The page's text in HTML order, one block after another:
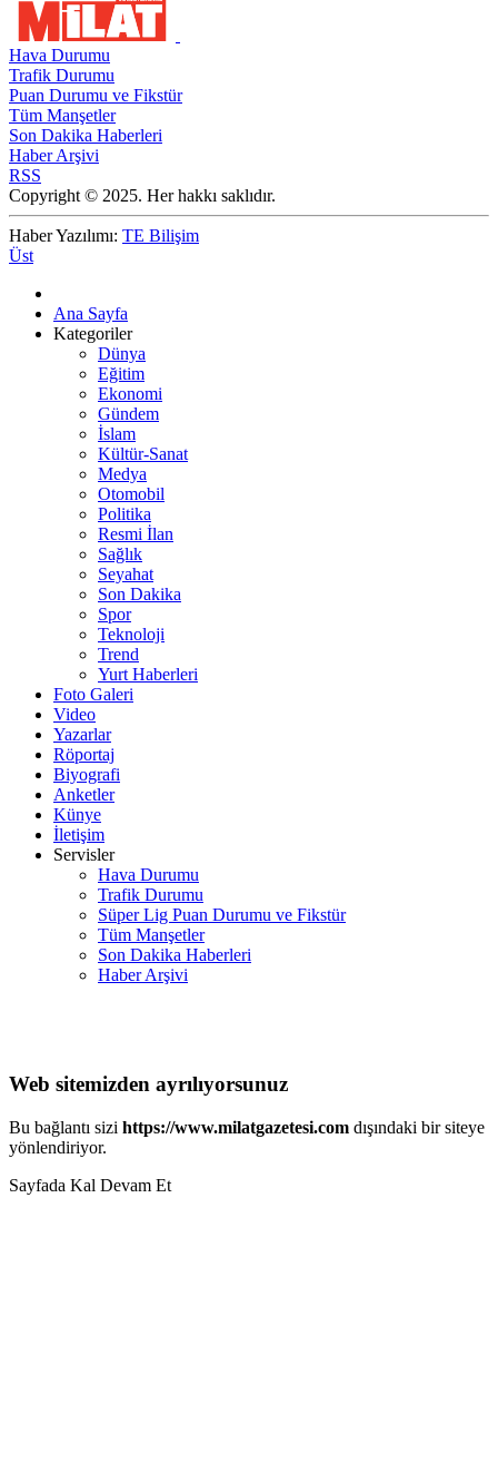
Hava Durumu
Trafik Durumu
Puan Durumu ve Fikstür
Tüm Manşetler
Son Dakika Haberleri
Haber Arşivi
RSS
Copyright © 2025. Her hakkı saklıdır.
Haber Yazılımı: TE Bilişim
Üst
Ana Sayfa
Kategoriler
Dünya
Eğitim
Ekonomi
Gündem
İslam
Kültür-Sanat
Medya
Otomobil
Politika
Resmi İlan
Sağlık
Seyahat
Son Dakika
Spor
Teknoloji
Trend
Yurt Haberleri
Foto Galeri
Video
Yazarlar
Röportaj
Biyografi
Anketler
Künye
İletişim
Servisler
Hava Durumu
Trafik Durumu
Süper Lig Puan Durumu ve Fikstür
Tüm Manşetler
Son Dakika Haberleri
Haber Arşivi
Web sitemizden ayrılıyorsunuz
Bu bağlantı sizi https://www.milatgazetesi.com dışındaki bir siteye
yönlendiriyor.
Sayfada Kal Devam Et